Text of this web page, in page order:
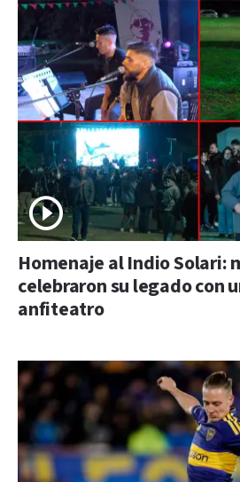
Homenaje al Indio Solari:
celebraron su legado con
anfiteatro